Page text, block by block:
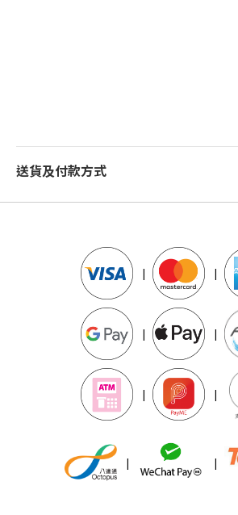
送貨及付款方式
| |
| |
| |
| |